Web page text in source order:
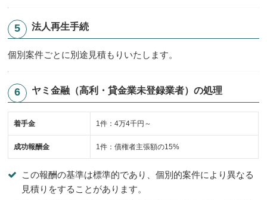
法人再生手続
個別案件ごとに別途見積もりいたします。
ヤミ金融（高利・貸金業未登録業者）の処理
着手金 1件：4万4千円～
成功報酬金 1件：債権者主張額の15%
この報酬の基準は標準的であり、個別的案件により異なる
見積りをすることがあります。